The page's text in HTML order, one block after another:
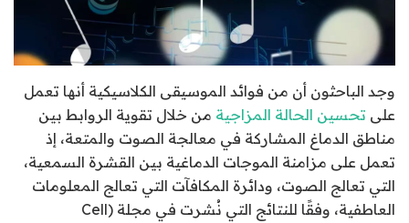
وجد الباحثون أن من فوائد الموسيقى الكلاسيكية أنها تعمل
على تحسين الحالة المزاجية من خلال تقوية الروابط بين
مناطق الدماغ المشاركة في معالجة الصوت والمتعة، إذ
تعمل على مزامنة الموجات الدماغية بين القشرة السمعية،
التي تعالج الصوت، ودائرة المكافآت التي تعالج المعلومات
العاطفية، وفقًا للنتائج التي نُشرت في مجلة (Cell